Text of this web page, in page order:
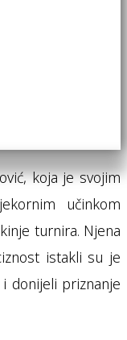
koja je svojim
učinkom
turnira. Njena
istakli su je
donijeli priznanje